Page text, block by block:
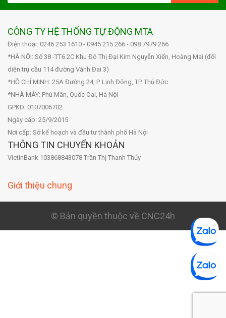
CÔNG TY HỆ THỐNG TỰ ĐỘNG MTA
Điện thoại: 0246 253 1610 - 0945 215 266 - 098 7979 266
*HÀ NỘI: Số 38 -TT6.2C Khu Đô Thị Đại Kim Nguyễn Xiển, Hoàng Mai (đối
diện trụ cầu 114 đường Vành Đai 3)
*HỒ CHÍ MINH: 25A Đường 24, P. Linh Đông, TP. Thủ Đức
*NHÀ MÁY: Phú Mãn, Quốc Oai, Hà Nội
GPKD: 0107006702
Ngày cấp: 25/9/2015
Nơi cấp: Sở kế hoạch và đầu tư thành phố Hà Nội
THÔNG TIN CHUYỂN KHOẢN
VietinBank 103868843078 Trần Thị Thanh Thủy
Giới thiệu chung
© Bản quyền thuộc về CNC24h